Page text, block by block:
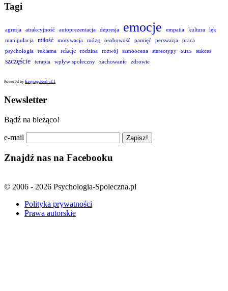
Tagi
agresja atrakcyjność autoprezentacja depresja emocje empatia kultura
lęk
manipulacja
miłość motywacja mózg osobowość pamięć perswazja
praca
psychologia
reklama relacje rodzina rozwój samoocena stereotypy stres sukces
szczęście terapia wpływ społeczny zachowanie zdrowie
Powered by Easytagcloud v2.1
Newsletter
Bądź na bieżąco!
e-mail
Znajdź nas na Facebooku
© 2006 - 2026 Psychologia-Spoleczna.pl
Polityka prywatności
Prawa autorskie